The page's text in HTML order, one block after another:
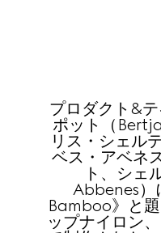
プロダクト&
ポット（
リス・シェル
ベス・アベネ
ト、シェ
Abbenes
Bamboo》と
ップナイロン